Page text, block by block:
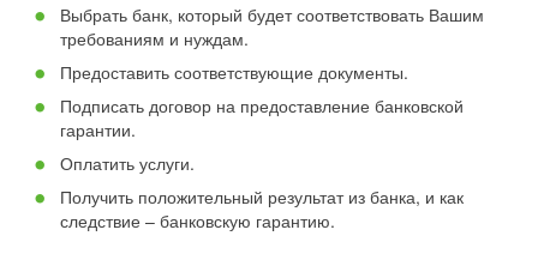
Выбрать банк, который будет соответствовать Вашим
требованиям и нуждам.
Предоставить соответствующие документы.
Подписать договор на предоставление банковской
гарантии.
Оплатить услуги.
Получить положительный результат из банка, и как
следствие – банковскую гарантию.